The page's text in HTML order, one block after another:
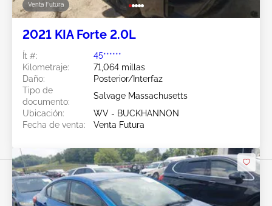
Venta Futura
2021 KIA Forte 2.0L
Ít #:
45******
Kilometraje:
71,064 millas
Daño:
Posterior/Interfaz
Tipo de
documento:
Salvage Massachusetts
Ubicación:
WV - BUCKHANNON
Fecha de venta:
Venta Futura